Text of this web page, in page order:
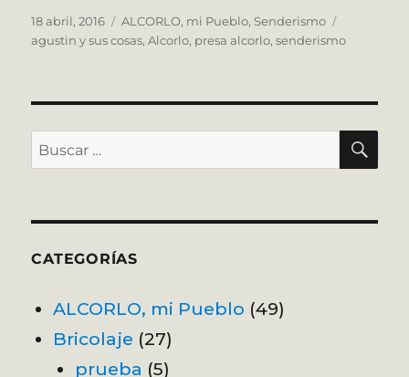
Publicado
el
18 abril, 2016 Categorías
ALCORLO, mi Pueblo, Senderismo
agustin y sus cosas,Alcorlo, presa alcorlo,senderismo
Buscar
por:
CATEGORÍAS
ALCORLO, mi Pueblo (49)
Bricolaje (27)
prueba (5)